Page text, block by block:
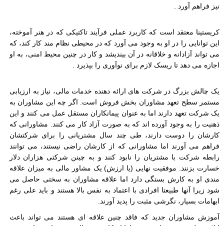
نیز فراهم آورد
کریستینا معتقد است که کاربرد عملی فرآیند تاکتیکی که در هنر آموخته،
این توانایی را در او به وجود می آورد که در محیطی نظام مند کار کند، که
می تواند آزادانه و خلاقانه در آن بیندیشد و کار در چنین محیط امنی، به او
اجازه می دهد تا ریسک لازم برای نوآوری را بپذیرد
یک چالش بزرگ در شرکت های ارائه دهنده خدمات مالی، نیاز به ارزیابی
مستمر سطح تعهد مشاوران بخش فروش است. اگر چه این مشاوران به
یک شرکت تعهد دارند اما به عنوان پیمانکاران مستقل عمل می کنند و این
ذهنیت را به وجود آورده اند که به صورت آزاد کار می کنند. مشاورانی که
کارشان را دوست دارند، طی چند سال مشتریانی را برای شرکتشان
فراهم می آورند اما مشاورانی که از کارشان راضی نیستند، می توانند
رابطه شرکت با مشتریان را نابود کنند و به چینن شرکتی هزاران دلار
خسارت بزنند. موفقیت نهایی (یا ارزش) یک مشاور مالی به میزان علاقه
مندی او به کارش بستگی دارد اما علاقه مشاوران به سختی حاصل می
شود زیرا آنها طبیعتا افرادی با اعتماد به نفس بالا هستند و باید علی رغم
ابهامات بسیار، نگرشی مثبت را پدید آورند.
آموزش مشاوران جدید که فاقد چنین علاقه ای هستند می تواند باعث